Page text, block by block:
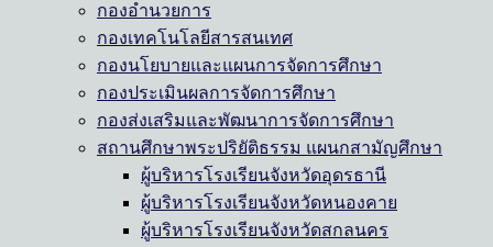
กองอำนวยการ
กองเทคโนโลยีสารสนเทศ
กองนโยบายและแผนการจัดการศึกษา
กองประเมินผลการจัดการศึกษา
กองส่งเสริมและพัฒนาการจัดการศึกษา
สถานศึกษาพระปริยัติธรรม แผนกสามัญศึกษา
ผู้บริหารโรงเรียนจังหวัดอุดรธานี
ผู้บริหารโรงเรียนจังหวัดหนองคาย
ผู้บริหารโรงเรียนจังหวัดสกลนคร